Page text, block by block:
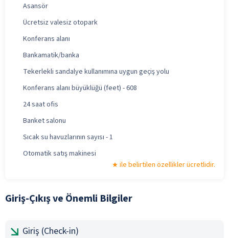
Asansör
Ücretsiz valesiz otopark
Konferans alanı
Bankamatik/banka
Tekerlekli sandalye kullanımına uygun geçiş yolu
Konferans alanı büyüklüğü (feet) - 608
24 saat ofis
Banket salonu
Sıcak su havuzlarının sayısı - 1
Otomatik satış makinesi
ile belirtilen özellikler ücretlidir.
Giriş-Çıkış ve Önemli Bilgiler
Giriş (Check-in)